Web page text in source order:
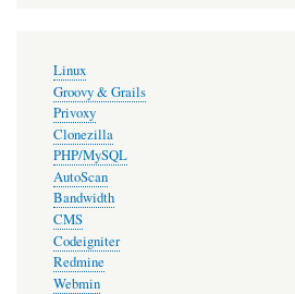
Linux
Groovy & Grails
Privoxy
Clonezilla
PHP/MySQL
AutoScan
Bandwidth
CMS
Codeigniter
Redmine
Webmin